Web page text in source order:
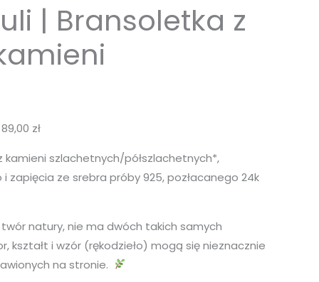
| Bransoletka z
89,00 zł
kamieni szlachetnych/półszlachetnych*,
zapięcia ze srebra próby 925, pozłacanego 24k
natury, nie ma dwóch takich samych
kształt i wzór (rękodzieło) mogą się nieznacznie
na stronie.